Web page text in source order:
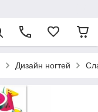
Дизайн ногтей